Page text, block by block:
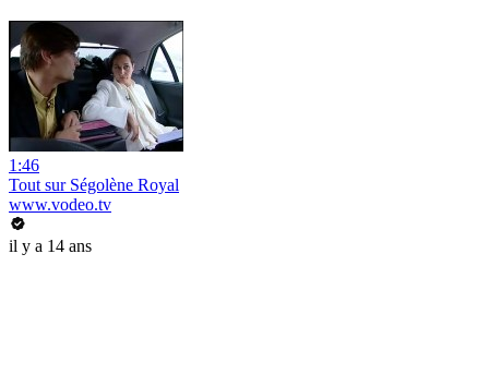
1:46
Tout sur Ségolène Royal
www.vodeo.tv
il y a 14 ans